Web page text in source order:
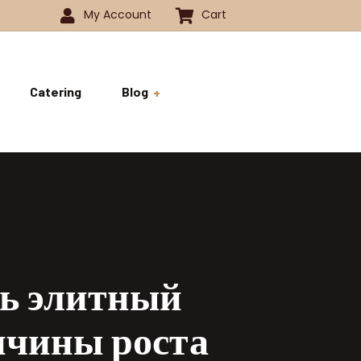
My Account Cart
Catering Blog
элитный
роста